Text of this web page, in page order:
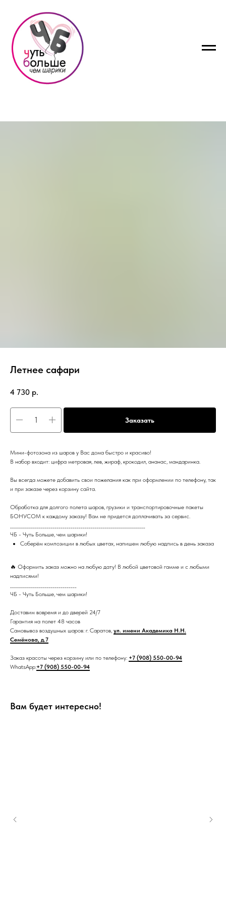
Летнее сафари
4 730 р.
Заказать
Мини-фотозона из шаров у Вас дома быстро и красиво!
В набор входит: цифра метровая, лев, жираф, крокодил, ананас, мандаринка.
Вы всегда можете добавить свои пожелания как при оформлении по телефону, так
и при заказе через корзину сайта.
Обработка для долгого полета шаров, грузики и транспортировочные пакеты
БОНУСОМ к каждому заказу! Вам не придется доплачивать за сервис.
ЧБ - Чуть Больше, чем шарики!
Соберём композиции в любых цветах, напишем любую надпись в день заказа
🔥 Оформить заказ можно на любую дату! В любой цветовой гамме и с любыми
надписями!
ЧБ - Чуть Больше, чем шарики!
Доставим вовремя и до дверей 24/7
Гарантия на полет 48 часов
Самовывоз воздушных шаров: г. Саратов, ул. имени Академика Н.Н.
Семёнова, д.7
Заказ красоты через корзину или по телефону: +7 (908) 550-00-94
WhatsApp:+7 (908) 550-00-94
Вам будет интересно!